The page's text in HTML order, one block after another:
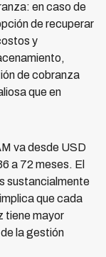
en caso de
de recuperar
y
de cobranza
que en
va desde USD
a 72 meses. El
sustancialmente
que cada
tiene mayor
la gestión